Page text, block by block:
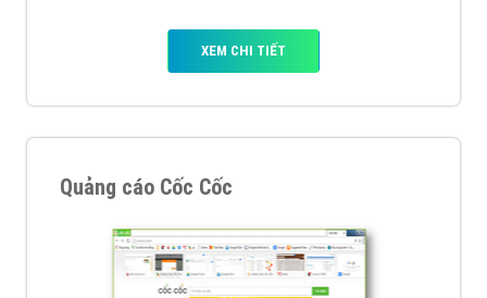
XEM CHI TIẾT
Quảng cáo Cốc Cốc